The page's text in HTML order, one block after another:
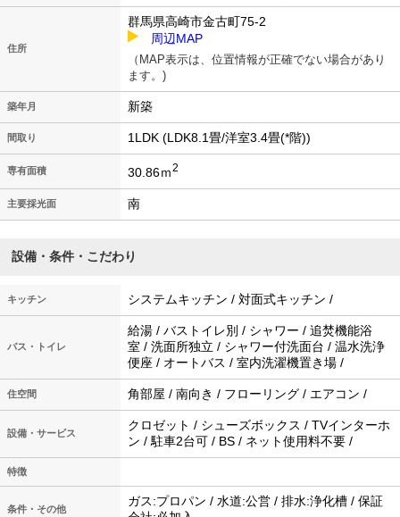
住所
群馬県高崎市金古町75-2
周辺MAP
（MAP表示は、位置情報が正確でない場合があり
ます。)
築年月 新築
間取り 1LDK (LDK8.1畳/洋室3.4畳(*階))
専有面積 30.86ｍ2
主要採光面 南
設備・条件・こだわり
キッチン システムキッチン / 対面式キッチン /
バス・トイレ
給湯 / バストイレ別 / シャワー / 追焚機能浴
室 / 洗面所独立 / シャワー付洗面台 / 温水洗浄
便座 / オートバス / 室内洗濯機置き場 /
住空間 角部屋 / 南向き / フローリング / エアコン /
設備・サービス
クロゼット / シューズボックス / TVインターホ
ン / 駐車2台可 / BS / ネット使用料不要 /
特徴
条件・その他
ガス:プロパン / 水道:公営 / 排水:浄化槽 / 保証